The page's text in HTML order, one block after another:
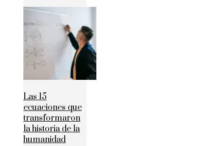
Las 15
ecuaciones que
transformaron
la historia de la
humanidad